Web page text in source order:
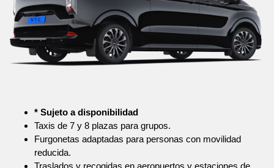
* Sujeto a disponibilidad
Taxis de 7 y 8 plazas para grupos.
Furgonetas adaptadas para personas con movilidad
reducida.
Traslados y recogidas en aeropuertos y estaciones de